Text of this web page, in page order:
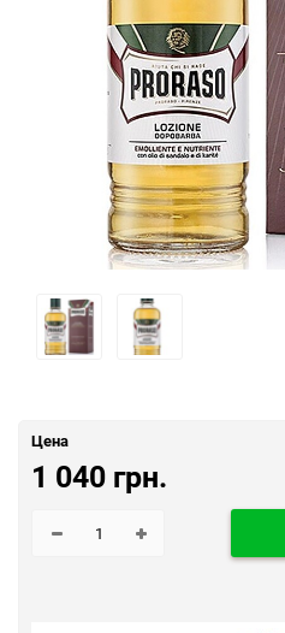
Цена
1 040 грн.